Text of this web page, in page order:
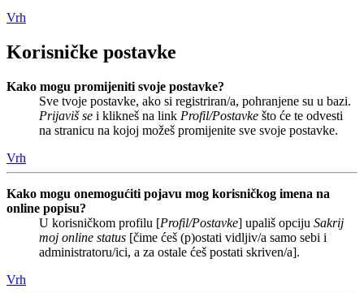
Vrh
Korisničke postavke
Kako mogu promijeniti svoje postavke?
Sve tvoje postavke, ako si registriran/a, pohranjene su u bazi.
Prijaviš se i klikneš na link Profil/Postavke što će te odvesti
na stranicu na kojoj možeš promijenite sve svoje postavke.
Vrh
Kako mogu onemogućiti pojavu mog korisničkog imena na
online popisu?
U korisničkom profilu [Profil/Postavke] upališ opciju Sakrij
moj online status [čime ćeš (p)ostati vidljiv/a samo sebi i
administratoru/ici, a za ostale ćeš postati skriven/a].
Vrh